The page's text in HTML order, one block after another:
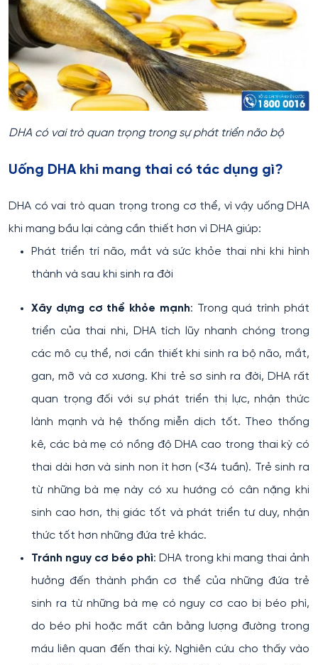
DHA có vai trò quan trọng trong sự phát triển não bộ
Uống DHA khi mang thai có tác dụng gì?
DHA có vai trò quan trọng trong cơ thể, vì vậy uống DHA
khi mang bầu lại càng cần thiết hơn vì DHA giúp:
Phát triển trí não, mắt và sức khỏe thai nhi khi hình
thành và sau khi sinh ra đời
Xây dựng cơ thể khỏe mạnh: Trong quá trình phát
triển của thai nhi, DHA tích lũy nhanh chóng trong
các mô cụ thể, nơi cần thiết khi sinh ra bộ não, mắt,
gan, mỡ và cơ xương. Khi trẻ sơ sinh ra đời, DHA rất
quan trọng đối với sự phát triển thị lực, nhận thức
lành mạnh và hệ thống miễn dịch tốt. Theo thống
kê, các bà mẹ có nồng độ DHA cao trong thai kỳ có
thai dài hơn và sinh non ít hơn (<34 tuần). Trẻ sinh ra
từ những bà mẹ này có xu hướng có cân nặng khi
sinh cao hơn, thị giác tốt và phát triển tư duy, nhận
thức tốt hơn những đứa trẻ khác.
Tránh nguy cơ béo phì: DHA trong khi mang thai ảnh
hưởng đến thành phần cơ thể của những đứa trẻ
sinh ra từ những bà mẹ có nguy cơ cao bị béo phì,
do béo phì hoặc mất cân bằng lượng đường trong
máu liên quan đến thai kỳ. Nghiên cứu cho thấy vào